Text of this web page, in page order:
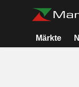
Märkte